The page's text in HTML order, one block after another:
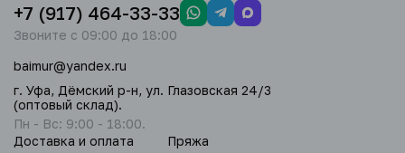
Доставка и оплата
Пряжа
+7 (917) 464-33-33
Звоните с 09:00 до 18:00
baimur@yandex.ru
г. Уфа, Дёмский р-н, ул. Глазовская 24/3
(оптовый склад).
Пн - Вс: 9:00 - 18:00.